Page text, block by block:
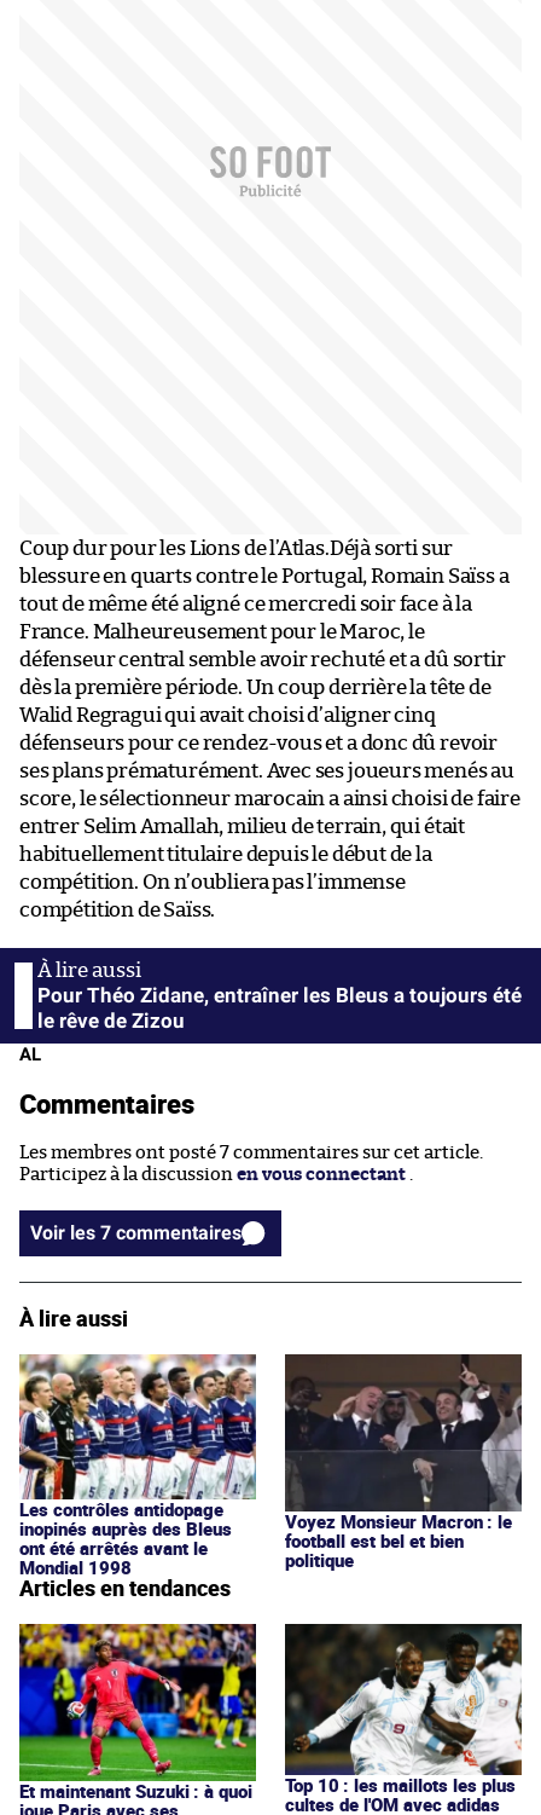
Coup dur pour les Lions de l’Atlas.Déjà sorti sur
blessure en quarts contre le Portugal, Romain Saïss a
tout de même été aligné ce mercredi soir face à la
France. Malheureusement pour le Maroc, le
défenseur central semble avoir rechuté et a dû sortir
dès la première période. Un coup derrière la tête de
Walid Regragui qui avait choisi d’aligner cinq
défenseurs pour ce rendez-vous et a donc dû revoir
ses plans prématurément. Avec ses joueurs menés au
score, le sélectionneur marocain a ainsi choisi de faire
entrer Selim Amallah, milieu de terrain, qui était
habituellement titulaire depuis le début de la
compétition. On n’oubliera pas l’immense
compétition de Saïss.
Pour Théo Zidane, entraîner les Bleus a toujours été
le rêve de Zizou
AL
Commentaires
Les membres ont posté 7 commentaires sur cet article.
Participez à la discussion en vous connectant
Voir les 7 commentaires
À lire aussi
Les contrôles antidopage
inopinés auprès des Bleus
ont été arrêtés avant le
Mondial 1998
Voyez Monsieur Macron : le
football est bel et bien
politique
Articles en tendances
Et maintenant Suzuki : à quoi
Top 10 : les maillots les plus
cultes de l'OM avec adidas